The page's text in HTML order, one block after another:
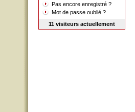
Pas encore enregistré ?
Mot de passe oublié ?
11 visiteurs actuellement